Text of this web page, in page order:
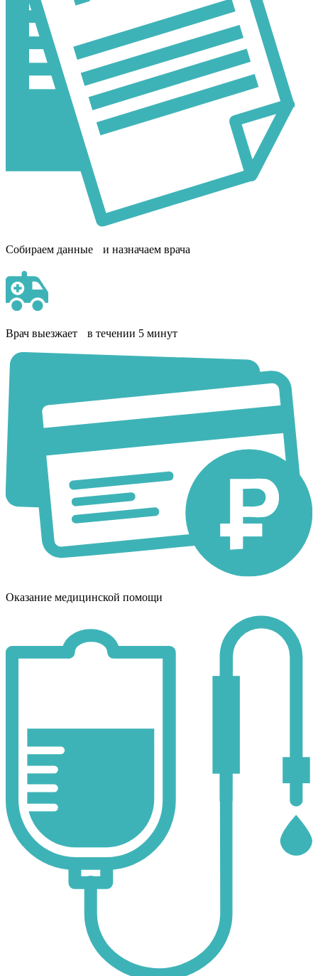
Собираем данные и назначаем врача
Врач выезжает в течении 5 минут
Оказание медицинской помощи